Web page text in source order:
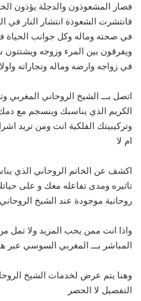
فصار المشعوذون والدجلة يؤذون
فانتشرت الشعوذة انتشار النار في
في صحته وماله وكل جوانب الحياة
ويفرقون بين المرء وزوجه
في زواجه وارضه وماله وتجاراته
اتصل بـــ الشيخ الروحاني
الكريم الذي يناسبك وينسجم مع
وتركيبيتك الفلكية انت ومن تريد
ام لا
اكشف عن الخاتم الروحاني الذي
تاثيره ومدى تفاعله معك و على
روحانية موجودة عند الشيخ
واذا انت ممن يحب المزيد ولا تمل
المباشر بـــ المغربي السوسي عبر
وهنا يتم عرض لخدمات الشيخ
التفصيل لا الحصر